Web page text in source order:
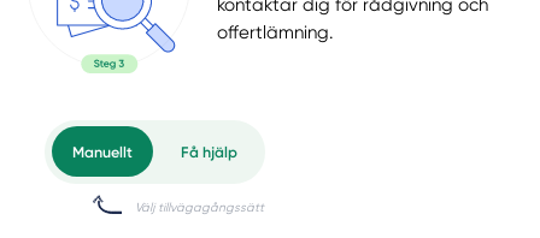
kontaktar dig för rådgivning och
offertlämning.